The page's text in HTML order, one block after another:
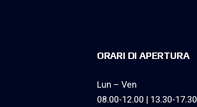
ORARI DI APERTURA
Lun – Ven
08.00-12.00 | 13.30-17.30